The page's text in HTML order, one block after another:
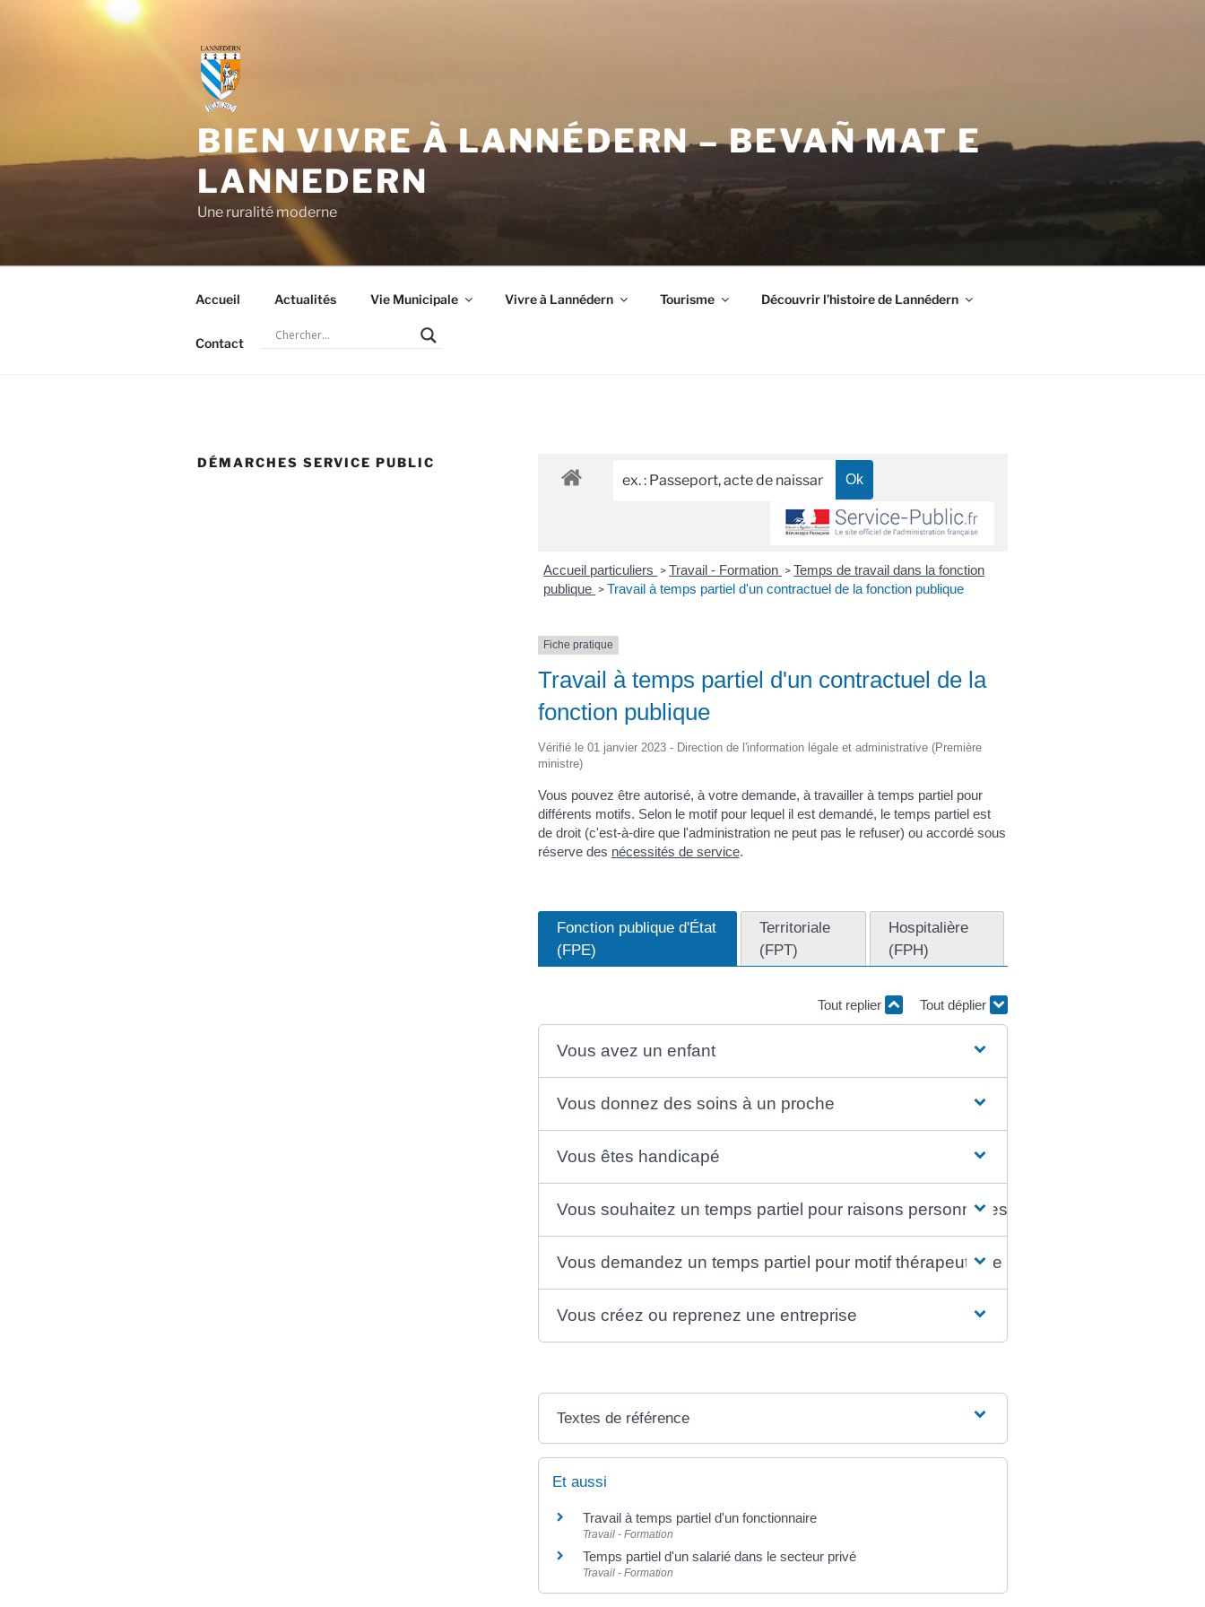
BIEN VIVRE À LANNÉDERN – BEVAÑ MAT E
LANNEDERN
Une ruralité moderne
Accueil Actualités Vie Municipale Vivre à Lannédern Tourisme Découvrir l’histoire de Lannédern
Contact
DÉMARCHES SERVICE PUBLIC
Accueil particuliers >Travail - Formation >Temps de travail dans la fonction
publique >Travail à temps partiel d'un contractuel de la fonction publique
Fiche pratique
Travail à temps partiel d'un contractuel de la
fonction publique
Vérifié le 01 janvier 2023 - Direction de l'information légale et administrative (Première
ministre)
Vous pouvez être autorisé, à votre demande, à travailler à temps partiel pour
différents motifs. Selon le motif pour lequel il est demandé, le temps partiel est
de droit (c'est-à-dire que l'administration ne peut pas le refuser) ou accordé sous
réserve des nécessités de service.
Fonction publique d'État
(FPE)
Territoriale
(FPT)
Hospitalière
(FPH)
Tout replier Tout déplier
Vous avez un enfant
Vous donnez des soins à un proche
Vous êtes handicapé
Vous souhaitez un temps partiel pour raisons personnelles
Vous demandez un temps partiel pour motif thérapeutique
Vous créez ou reprenez une entreprise
Textes de référence
Et aussi
Travail à temps partiel d'un fonctionnaire
Travail - Formation
Temps partiel d'un salarié dans le secteur privé
Travail - Formation